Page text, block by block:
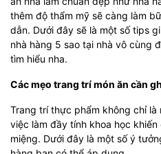
thêm độ thẩm mỹ sẽ càng làm
dẫn. Dưới đây sẽ là một số tips
nhà hàng 5 sao tại nhà vô cùng
tìm hiểu nha.
Các mẹo trang trí món ăn cần
Trang trí thực phẩm không chỉ
việc làm đầy tính khoa học
miệng. Dưới đây là một số ý